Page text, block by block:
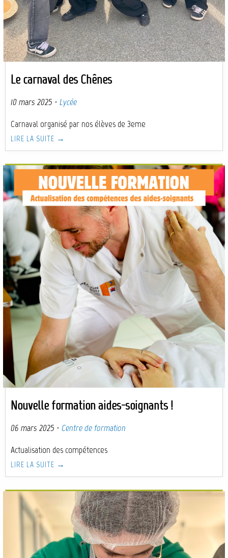
Le carnaval des Chênes
10 mars 2025 · Lycée
Carnaval organisé par nos élèves de 3eme
LIRE LA SUITE →
Nouvelle formation aides-soignants !
06 mars 2025 · Centre de formation
Actualisation des compétences
LIRE LA SUITE →